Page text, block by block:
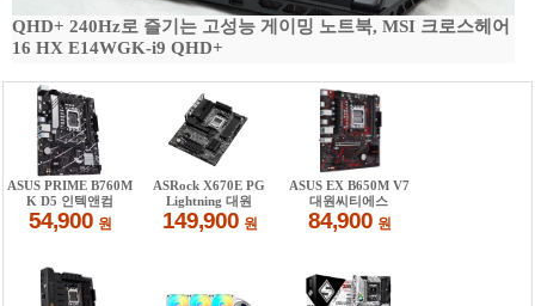
QHD+ 240Hz로 즐기는 고성능 게이밍 노트북, MSI 크로스헤어
16 HX E14WGK-i9 QHD+